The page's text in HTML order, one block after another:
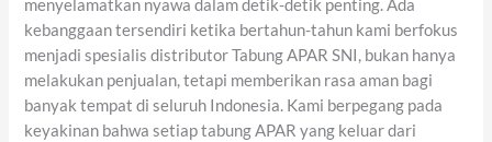
menyelamatkan nyawa dalam detik-detik penting. Ada
kebanggaan tersendiri ketika bertahun-tahun kami berfokus
menjadi spesialis distributor Tabung APAR SNI, bukan hanya
melakukan penjualan, tetapi memberikan rasa aman bagi
banyak tempat di seluruh Indonesia. Kami berpegang pada
keyakinan bahwa setiap tabung APAR yang keluar dari